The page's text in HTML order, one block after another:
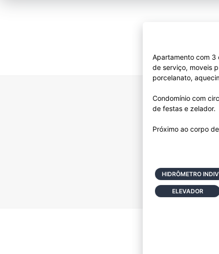
Apartamento com 3
de serviço, moveis
porcelanato,
Condomínio com
de festas e zelador.
HIDRÔMETRO
ELEVADOR